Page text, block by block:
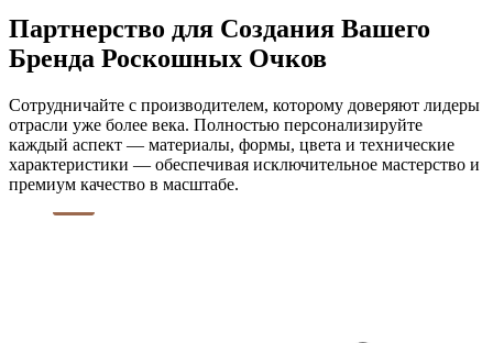
Партнерство для Создания Вашего
Бренда Роскошных Очков
Сотрудничайте с производителем, которому доверяют лидеры
отрасли уже более века. Полностью персонализируйте
каждый аспект — материалы, формы, цвета и технические
характеристики — обеспечивая исключительное мастерство и
премиум качество в масштабе.